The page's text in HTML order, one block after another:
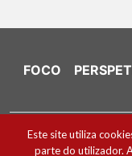
FOCO
Ficha Técnica e
Este site utiliza
parte do utilizador.